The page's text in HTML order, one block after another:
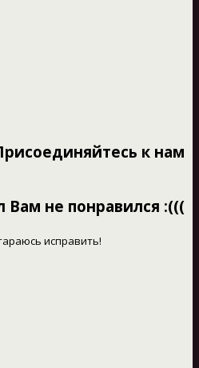
к нам
Вам не понравился :(((
исправить!